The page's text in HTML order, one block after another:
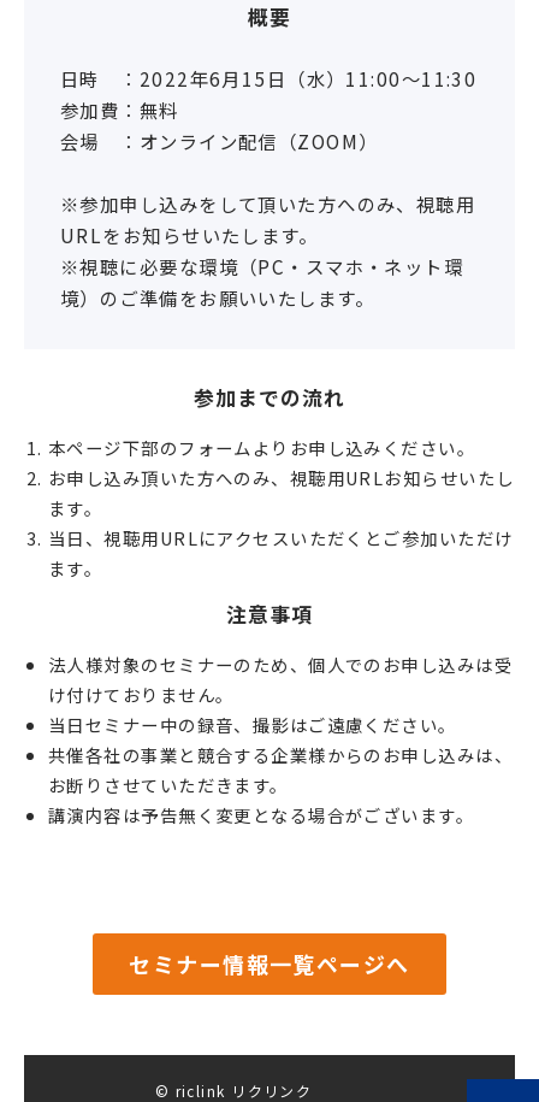
概要
日時 ：2022年6月15日（水）11:00〜11:30
参加費：無料
会場 ：オンライン配信（ZOOM）
※参加申し込みをして頂いた方へのみ、視聴用
URLをお知らせいたします。
※視聴に必要な環境（PC・スマホ・ネット環
境）のご準備をお願いいたします。
参加までの流れ
本ページ下部のフォームよりお申し込みください。
お申し込み頂いた方へのみ、視聴用URLお知らせいたし
ます。
当日、視聴用URLにアクセスいただくとご参加いただけ
ます。
注意事項
法人様対象のセミナーのため、個人でのお申し込みは受
け付けておりません。
当日セミナー中の録音、撮影はご遠慮ください。
共催各社の事業と競合する企業様からのお申し込みは、
お断りさせていただきます。
講演内容は予告無く変更となる場合がございます。
セミナー情報一覧ページへ
© riclink リクリンク